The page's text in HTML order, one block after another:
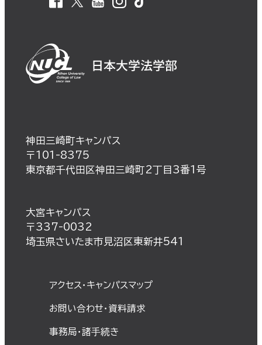
神田三崎町キャンパス
〒101-8375
東京都千代田区神田三崎町2丁目3番1号
大宮キャンパス
〒337-0032
埼玉県さいたま市見沼区東新井541
アクセス・キャンパスマップ
お問い合わせ・資料請求
事務局・諸⼿続き